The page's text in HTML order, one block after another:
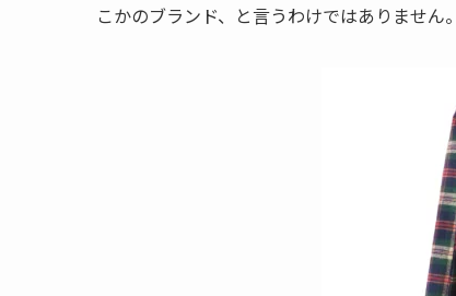
こかのブランド、と言うわけではありません。